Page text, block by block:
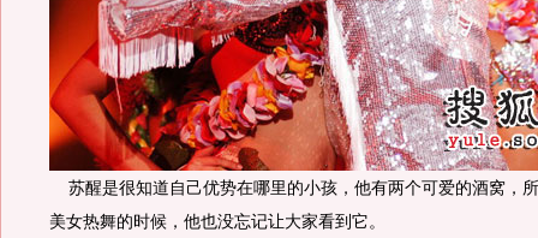
苏醒是很知道自己优势在哪里的小孩，他有两个可爱的酒窝，
美女热舞的时候，他也没忘记让大家看到它。